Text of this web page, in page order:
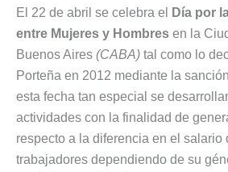
El 22 de abril se celebra el
Día por
entre Mujeres y Hombres en la
Buenos Aires (CABA) tal como lo
Porteña en 2012 mediante la
esta fecha tan especial se
actividades con la finalidad de
respecto a la diferencia en el salario
trabajadores dependiendo de su